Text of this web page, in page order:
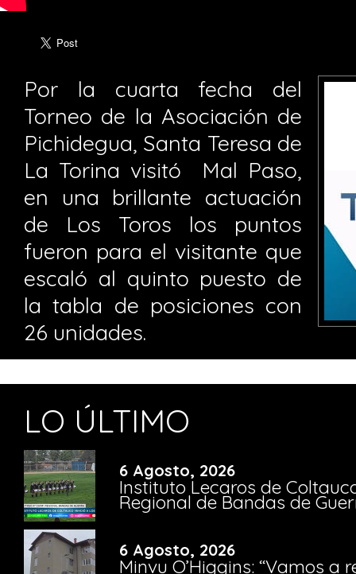
Por la cuarta fecha del
Torneo de la Asociación de
Pichidegua, Santa Teresa de
La Torina visitó Mal Paso,
en una brillante actuación
de Los Toros los puntos
fueron para el visitante que
escaló al quinto puesto de
la tabla de posiciones con
26 unidades.
LO ÚLTIMO
6 Agosto, 2026
Instituto Lecaros de
Regional de Bandas de
6 Agosto, 2026
Minvu O’Higgins: “Vamos a